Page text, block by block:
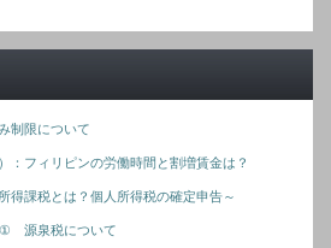
制限について
：フィリピンの労働時間と割増賃金は？
得課税とは？個人所得税の確定申告～
源泉税について